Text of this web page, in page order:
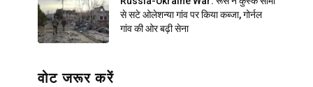
से सटे ओलेशन्या गांव पर किया कब्जा, गोर्नल
गांव की ओर बढ़ी सेना
वोट जरूर करें